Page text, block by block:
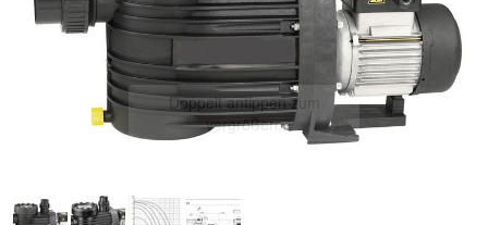
Doppelt antippen zum
vergrößern